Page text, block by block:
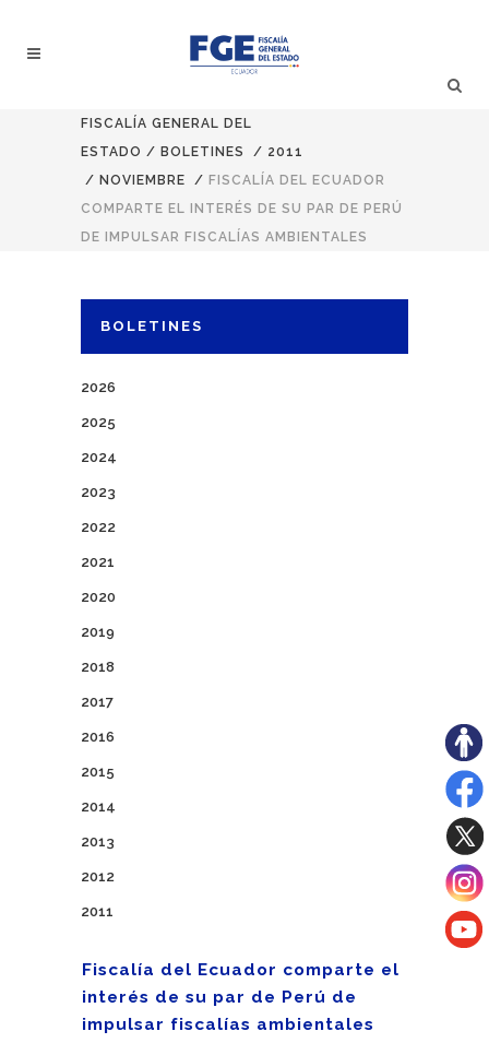
FISCALÍA GENERAL DEL
ESTADO / BOLETINES / 2011
/ NOVIEMBRE / FISCALÍA DEL ECUADOR
COMPARTE EL INTERÉS DE SU PAR DE PERÚ
DE IMPULSAR FISCALÍAS AMBIENTALES
BOLETINES
2026
2025
2024
2023
2022
2021
2020
2019
2018
2017
2016
2015
2014
2013
2012
2011
Fiscalía del Ecuador comparte el
interés de su par de Perú de
impulsar fiscalías ambientales